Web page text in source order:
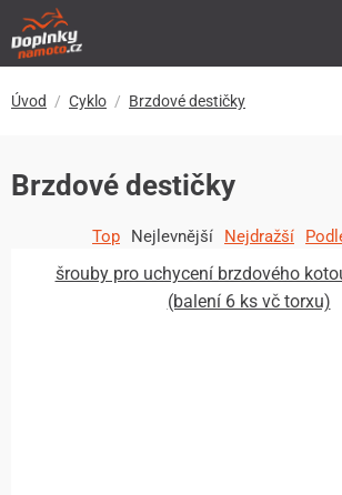
Úvod Cyklo Brzdové destičky
Brzdové destičky
Top Nejlevnější Nejdražší
šrouby pro uchycení brzdového
(balení 6 ks vč torxu)